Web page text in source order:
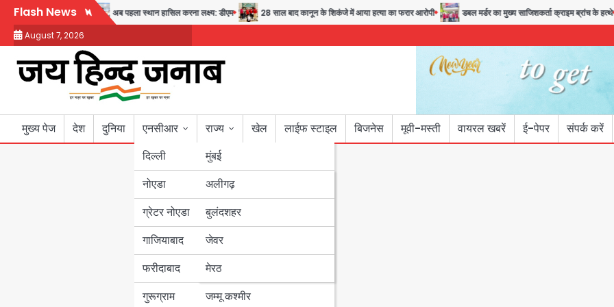
Skip
content
Flash News
और सुरक्षा का संदेश अब पहला स्थान हासिल करना लक्ष्य: डीएम 28 साल बाद कानून के शिकंजे में आया हत्या का फरार आरोपी डबल मर्डर का मुख्य साजिशकर्ता क्राइम ब्रांच के हत्थे
August 7, 2026
मुख्य पेज देश दुनिया
एनसीआर
दिल्ली
नोएडा
ग्रेटर नोएडा
गाजियाबाद
फरीदाबाद
गुरूग्राम
राज्य
मुंबई
उत्तर प्रदेश
अलीगढ़
बुलंदशहर
जेवर
मेरठ
बिहार
पंजाब
हरियाणा
जम्मू कश्मीर
खेल लाईफ स्टाइल बिजनेस मूवी-मस्ती वायरल खबरें ई-पेपर संपर्क करें